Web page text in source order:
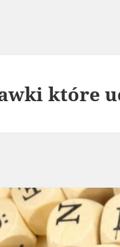
które